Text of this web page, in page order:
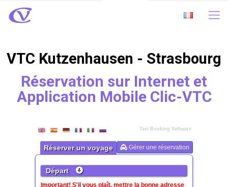
VTC Kutzenhausen - Strasbourg
Réservation sur Internet et
Application Mobile Clic-VTC